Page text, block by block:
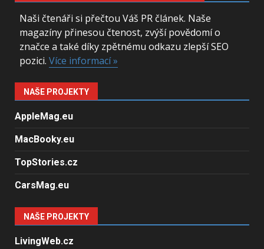
Naši čtenáři si přečtou Váš PR článek. Naše
magazíny přinesou čtenost, zvýší povědomí o
značce a také díky zpětnému odkazu zlepší SEO
pozici. Více informací »
NAŠE PROJEKTY
AppleMag.eu
MacBooky.eu
TopStories.cz
CarsMag.eu
NAŠE PROJEKTY
LivingWeb.cz